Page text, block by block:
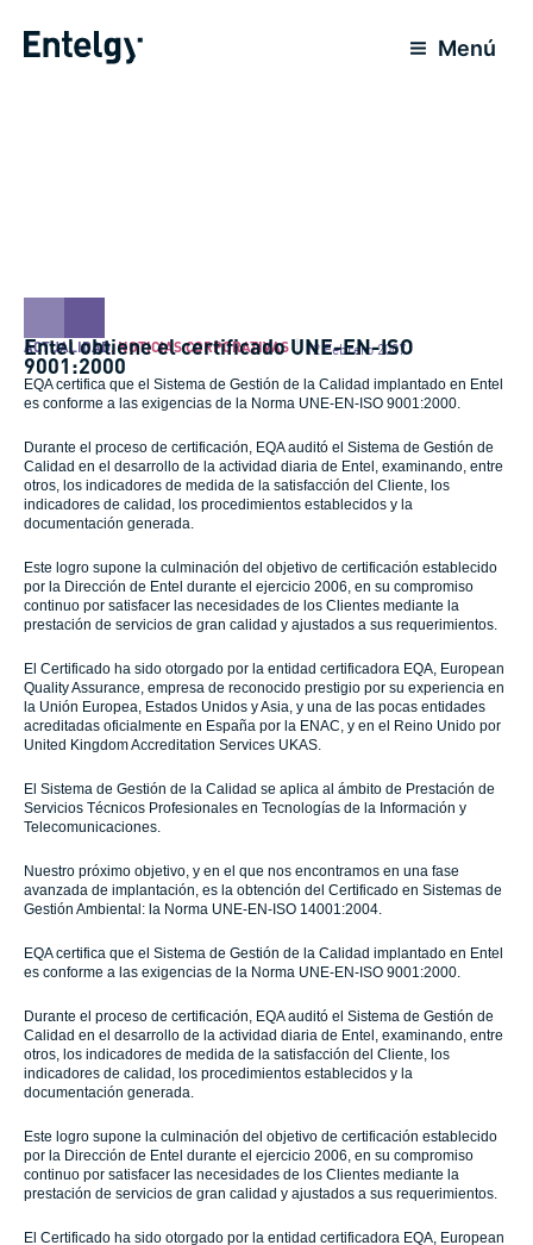
Menú
ACTUALIDAD,NOTICIAS CORPORATIVAS 12 Febrero 2007
Entel obtiene el certificado UNE-EN-ISO
9001:2000
EQA certifica que el Sistema de Gestión de la Calidad implantado en Entel
es conforme a las exigencias de la Norma UNE-EN-ISO 9001:2000.
Durante el proceso de certificación, EQA auditó el Sistema de Gestión de
Calidad en el desarrollo de la actividad diaria de Entel, examinando, entre
otros, los indicadores de medida de la satisfacción del Cliente, los
indicadores de calidad, los procedimientos establecidos y la
documentación generada.
Este logro supone la culminación del objetivo de certificación establecido
por la Dirección de Entel durante el ejercicio 2006, en su compromiso
continuo por satisfacer las necesidades de los Clientes mediante la
prestación de servicios de gran calidad y ajustados a sus requerimientos.
El Certificado ha sido otorgado por la entidad certificadora EQA, European
Quality Assurance, empresa de reconocido prestigio por su experiencia en
la Unión Europea, Estados Unidos y Asia, y una de las pocas entidades
acreditadas oficialmente en España por la ENAC, y en el Reino Unido por
United Kingdom Accreditation Services UKAS.
El Sistema de Gestión de la Calidad se aplica al ámbito de Prestación de
Servicios Técnicos Profesionales en Tecnologías de la Información y
Telecomunicaciones.
Nuestro próximo objetivo, y en el que nos encontramos en una fase
avanzada de implantación, es la obtención del Certificado en Sistemas de
Gestión Ambiental: la Norma UNE-EN-ISO 14001:2004.
EQA certifica que el Sistema de Gestión de la Calidad implantado en Entel
es conforme a las exigencias de la Norma UNE-EN-ISO 9001:2000.
Durante el proceso de certificación, EQA auditó el Sistema de Gestión de
Calidad en el desarrollo de la actividad diaria de Entel, examinando, entre
otros, los indicadores de medida de la satisfacción del Cliente, los
indicadores de calidad, los procedimientos establecidos y la
documentación generada.
Este logro supone la culminación del objetivo de certificación establecido
por la Dirección de Entel durante el ejercicio 2006, en su compromiso
continuo por satisfacer las necesidades de los Clientes mediante la
prestación de servicios de gran calidad y ajustados a sus requerimientos.
El Certificado ha sido otorgado por la entidad certificadora EQA, European